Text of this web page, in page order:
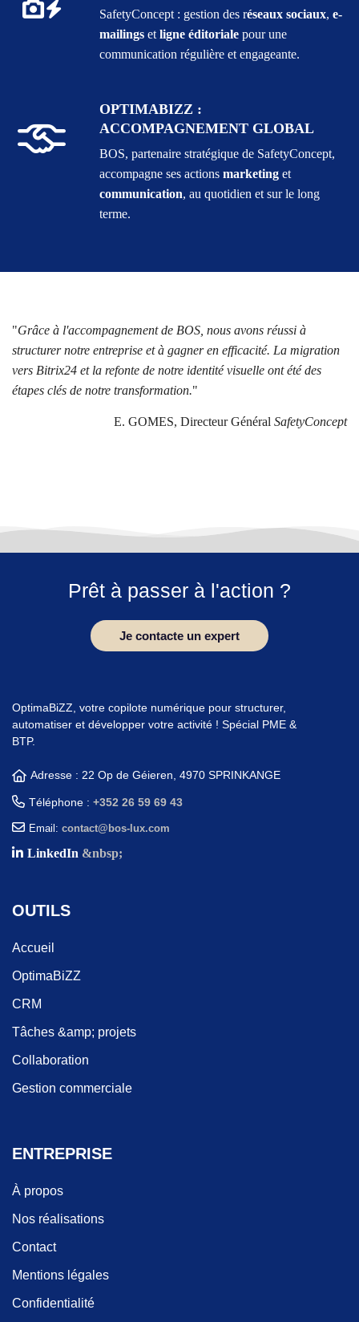
SafetyConcept : gestion des réseaux sociaux, e-
mailingset ligne éditorialepour une
communication régulière et engageante.
OPTIMABIZZ :
ACCOMPAGNEMENT GLOBAL
BOS, partenaire stratégique de SafetyConcept,
accompagne ses actions marketing et
communication, au quotidien et sur le long
terme.
"Grâce à l'accompagnement de BOS, nous avons réussi à
structurer notre entreprise et à gagner en efficacité. La migration
vers Bitrix24 et la refonte de notre identité visuelle ont été des
étapes clés de notre transformation."
E. GOMES, Directeur Général SafetyConcept
Prêt à passer à l'action ?
Je contacte un expert
OptimaBiZZ, votre copilote numérique pour structurer,
automatiser et développer votre activité ! Spécial PME &
BTP.
Adresse : 22 Op de Géieren, 4970 SPRINKANGE
Téléphone : +352 26 59 69 43
Email: contact@bos-lux.com
LinkedIn &nbsp;
OUTILS
Accueil
OptimaBiZZ
CRM
Tâches &amp; projets
Collaboration
Gestion commerciale
ENTREPRISE
À propos
Nos réalisations
Contact
Mentions légales
Confidentialité